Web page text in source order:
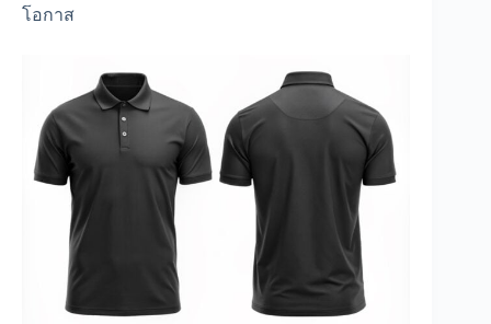
โอกาส